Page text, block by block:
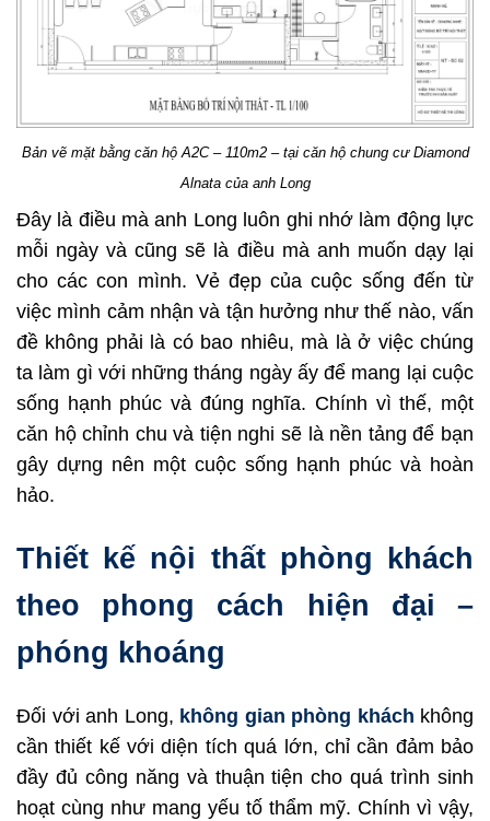
Bản vẽ mặt bằng căn hộ A2C – 110m2 – tại căn hộ chung cư Diamond
Alnata của anh Long
Đây là điều mà anh Long luôn ghi nhớ làm động lực
mỗi ngày và cũng sẽ là điều mà anh muốn dạy lại
cho các con mình. Vẻ đẹp của cuộc sống đến từ
việc mình cảm nhận và tận hưởng như thế nào, vấn
đề không phải là có bao nhiêu, mà là ở việc chúng
ta làm gì với những tháng ngày ấy để mang lại cuộc
sống hạnh phúc và đúng nghĩa. Chính vì thế, một
căn hộ chỉnh chu và tiện nghi sẽ là nền tảng để bạn
gây dựng nên một cuộc sống hạnh phúc và hoàn
hảo.
Thiết kế nội thất phòng khách
theo phong cách hiện đại –
phóng khoáng
Đối với anh Long, không gian phòng khách không
cần thiết kế với diện tích quá lớn, chỉ cần đảm bảo
đầy đủ công năng và thuận tiện cho quá trình sinh
hoạt cùng như mang yếu tố thẩm mỹ. Chính vì vậy,